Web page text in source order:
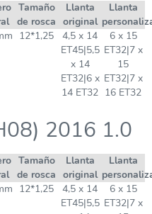
Tamaño
de rosca
Llanta
original
Llanta
12*1,25
4,5 x 14
ET45|5,5
x 14
ET32|6 x
14 ET32
6 x 15
ET32|7 x
15
ET32|7 x
16 ET32
2016 1.0
Tamaño
de rosca
Llanta
original
Llanta
12*1,25
4,5 x 14
ET45|5,5
6 x 15
ET32|7 x